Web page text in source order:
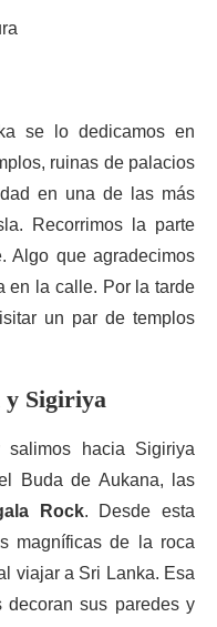
se lo dedicamos en
ruinas de palacios
en una de las más
Recorrimos la parte
Algo que agradecimos
en la calle. Por la tarde
un par de templos
y Sigiriya
salimos hacia Sigiriya
Buda de Aukana, las
Rock. Desde esta
magníficas de la roca
viajar a Sri Lanka. Esa
sus paredes y